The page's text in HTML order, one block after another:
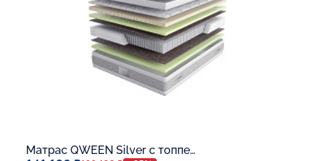
Матрас QWEEN Silver c топпером Latex 42